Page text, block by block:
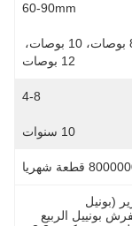
60-90mm
12 بوصات
4-8
10 سنوات
قطعة شهريا